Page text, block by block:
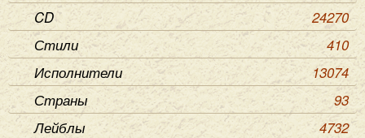
CD
24270
Стили
410
Исполнители
13074
Страны
93
Лейблы
4732